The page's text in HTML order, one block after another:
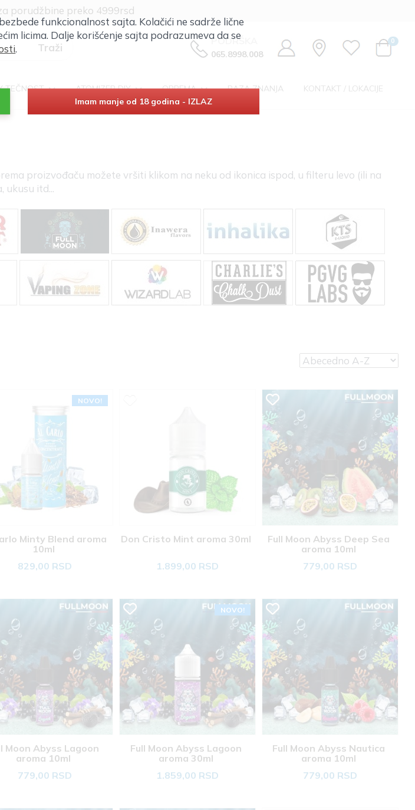
informacija
porudžbine preko 4999rsd
PODRŠKA
065.8998.008
0
TEČNOST ATOMIZER DIY OPREMA BAZA ZNANJA KONTAKT / LOKACIJE
proizvođaču možete vršiti klikom na neku od ikonica ispod, u filteru levo (ili na
ukusu itd...
NOVO!
Minty Blend aroma
10ml
829,00 RSD
Don Cristo Mint aroma 30ml
1.899,00 RSD
Full Moon Abyss Deep Sea
aroma 10ml
779,00 RSD
Moon Abyss Lagoon
aroma 10ml
779,00 RSD
NOVO!
Full Moon Abyss Lagoon
aroma 30ml
1.859,00 RSD
Full Moon Abyss Nautica
aroma 10ml
779,00 RSD
funkcionalnost sajta. Kolačići ne sadrže lične
licima. Dalje korišćenje sajta podrazumeva da se
.
Imam manje od 18 godina - IZLAZ